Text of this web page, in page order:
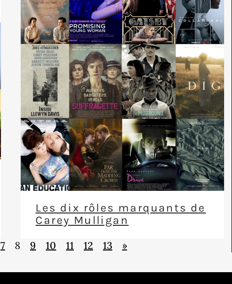
Les dix rôles marquants de
Carey Mulligan
7 8 9 10 11 12 13 »